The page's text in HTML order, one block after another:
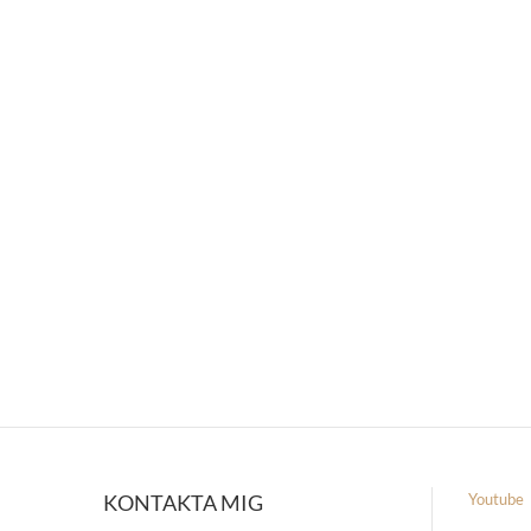
KONTAKTA MIG Youtube